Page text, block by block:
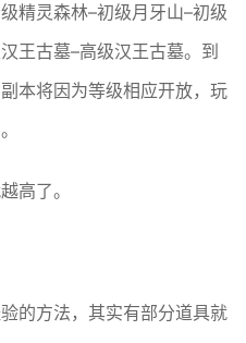
精灵森林–初级月牙山–初级
王古墓–高级汉王古墓。到
本将因为等级相应开放，玩
高了。
的方法，其实有部分道具就